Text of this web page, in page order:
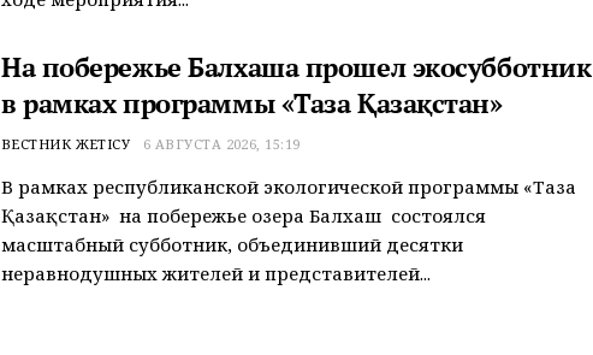
На побережье Балхаша прошел экосубботник
в рамках программы «Таза Қазақстан»
ВЕСТНИК ЖЕТІСУ 6 АВГУСТА 2026, 15:19
В рамках республиканской экологической программы «Таза
Қазақстан» на побережье озера Балхаш состоялся
масштабный субботник, объединивший десятки
неравнодушных жителей и представителей...